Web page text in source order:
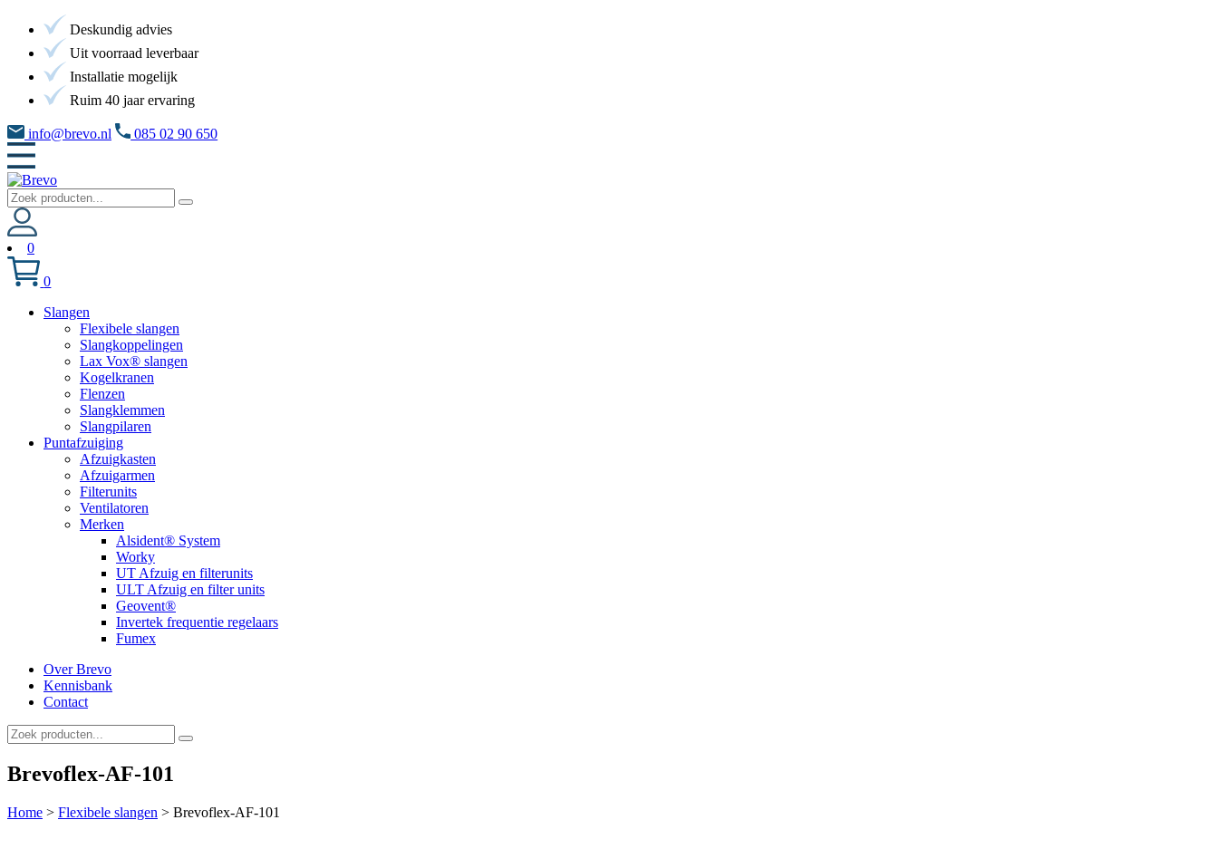
Deskundig advies
Uit voorraad leverbaar
Installatie mogelijk
Ruim 40 jaar ervaring
info@brevo.nl 085 02 90 650
0
0
Slangen
Flexibele slangen
Slangkoppelingen
Lax Vox® slangen
Kogelkranen
Flenzen
Slangklemmen
Slangpilaren
Puntafzuiging
Afzuigkasten
Afzuigarmen
Filterunits
Ventilatoren
Merken
Alsident® System
Worky
UT Afzuig en filterunits
ULT Afzuig en filter units
Geovent®
Invertek frequentie regelaars
Fumex
Over Brevo
Kennisbank
Contact
Brevoflex-AF-101
Home > Flexibele slangen > Brevoflex-AF-101